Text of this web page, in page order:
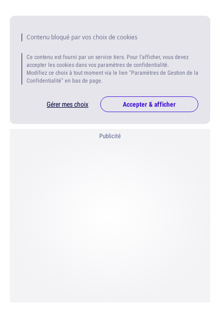
Contenu bloqué par vos choix de cookies
Ce contenu est fourni par un service tiers. Pour l'afficher, vous devez
accepter les cookies dans vos paramètres de confidentialité.
Modifiez ce choix à tout moment via le lien "Paramètres de Gestion de la
Confidentialité" en bas de page.
Gérer mes choix Accepter & afficher
Publicité